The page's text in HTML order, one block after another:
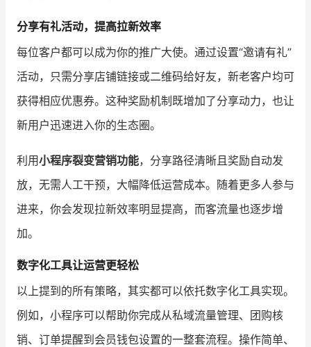
分享有礼活动，提高拉新效率
每位客户都可以成为你的推广大使。通过设置“邀请有礼”
活动，只需分享店铺链接或二维码给好友，新老客户均可
获得相应优惠券。这种奖励机制既增加了分享动力，也让
新用户迅速进入你的生态圈。
利用小程序裂变营销功能，分享路径清晰且奖励自动发
放，无需人工干预，大幅降低运营成本。随着更多人参与
进来，你会发现拉新效率明显提高，而客流量也逐步增
加。
数字化工具让运营更轻松
以上提到的所有策略，其实都可以依托数字化工具实现。
例如，小程序可以帮助你完成从私域流量管理、团购核
销、订单提醒到会员钱包设置的一整套流程。操作简单、